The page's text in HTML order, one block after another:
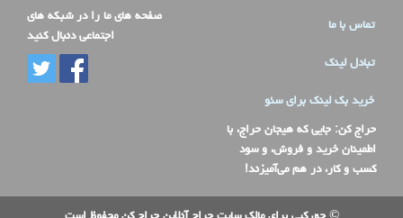
تماس با ما
تبادل لینک
خرید بک لینک برای سئو
حراج کن: جایی که هیجان حراج، با
اطمینان خرید و فروش، و سود
کسب و کار، در هم می‌آمیزند!
صفحه های ما را در شبکه های
اجتماعی دنبال کنید